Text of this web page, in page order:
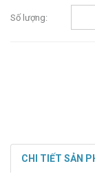
LIÊN
Số lượng:
CHI TIẾT SẢN